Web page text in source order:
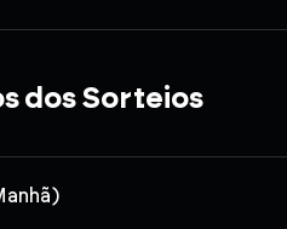
dos Sorteios